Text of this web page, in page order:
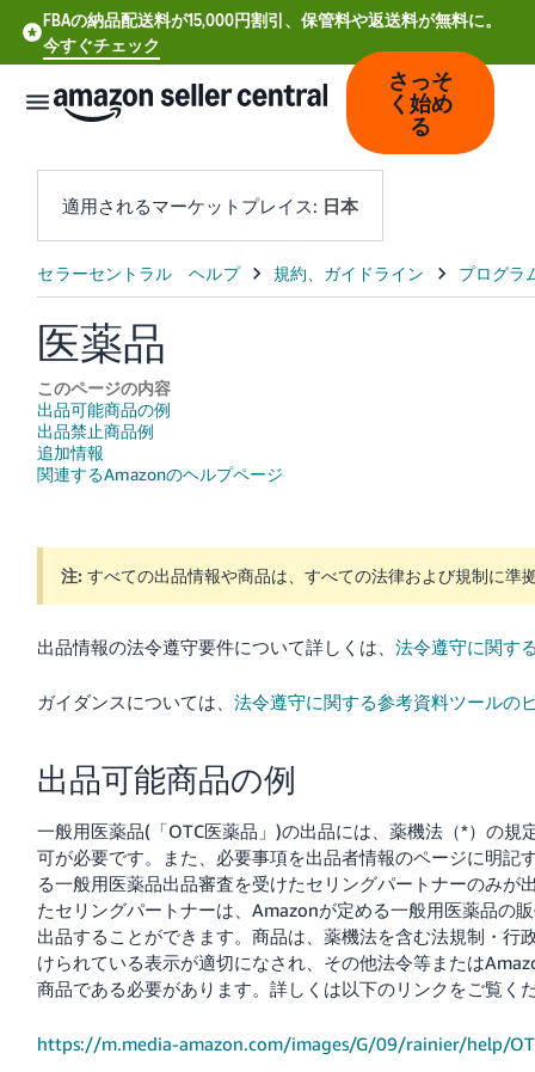
FBAの納品配送料が15,000円割引、保管料や返送料が無料に。
今すぐチェック
日
本
中
-
CN
Deutsch
- DE
Français
- FR
Italiano
- IT
국
-
KR
日
本
語
JP
ロ
グ
イ
ン
っ
さっそ
く始め
る
適用されるマーケットプレイス: 日本
医薬品
このページの内容
出品可能商品の例
出品禁止商品例
追加情報
関連するAmazonのヘルプページ
注:すべての出品情報や商品は、すべての法律および規制に準
出品情報の法令遵守要件について詳しくは、法令遵守に関す
ガイダンスについては、法令遵守に関する参考資料ツールの
出品可能商品の例
一般用医薬品(「OTC医薬品」)の出品には、薬機法（*）の
可が必要です。また、必要事項を出品者情報のページに明記
る一般用医薬品出品審査を受けたセリングパートナーのみが
たセリングパートナーは、Amazonが定める一般用医薬品の
出品することができます。商品は、薬機法を含む法規制・行
けられている表示が適切になされ、その他法令等または
商品である必要があります。詳しくは以下のリンクをご覧く
https://m.media-amazon.com/images/G/09/rainier/help/